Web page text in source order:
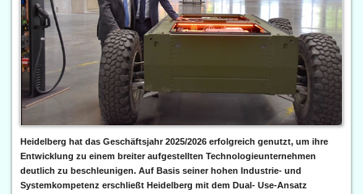
Heidelberg hat das Geschäftsjahr 2025/2026 erfolgreich genutzt, um ihre
Entwicklung zu einem breiter aufgestellten Technologieunternehmen
deutlich zu beschleunigen. Auf Basis seiner hohen Industrie- und
Systemkompetenz erschließt Heidelberg mit dem Dual- Use-Ansatz